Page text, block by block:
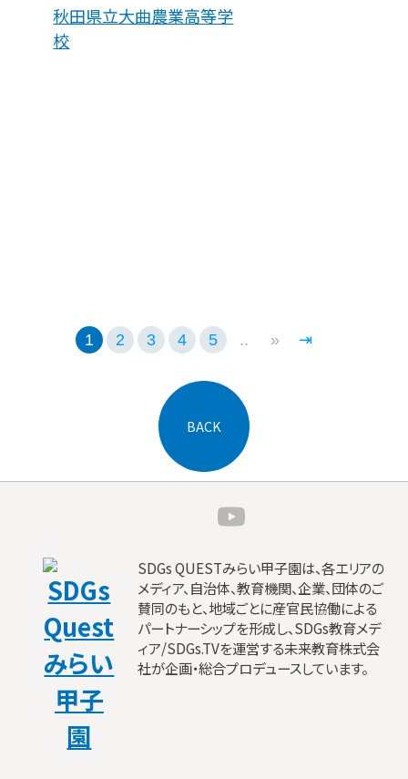
秋田県立大曲農業高等学
校
1 2 3 4 5 .. » ⇥
BACK
SDGs QUESTみらい甲子園は、各エリアの
メディア、自治体、教育機関、企業、団体のご
賛同のもと、地域ごとに産官民協働による
パートナーシップを形成し、SDGs教育メデ
ィア/SDGs.TVを運営する未来教育株式会
社が企画・総合プロデュースしています。